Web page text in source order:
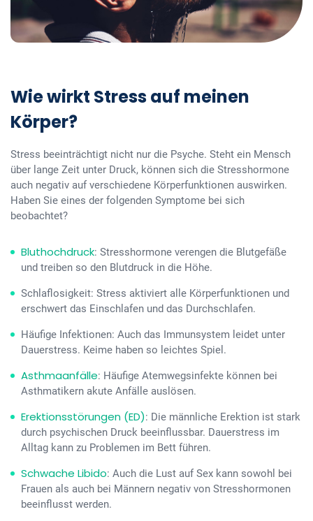
Wie wirkt Stress auf meinen
Körper?
Stress beeinträchtigt nicht nur die Psyche. Steht ein Mensch
über lange Zeit unter Druck, können sich die Stresshormone
auch negativ auf verschiedene Körperfunktionen auswirken.
Haben Sie eines der folgenden Symptome bei sich
beobachtet?
Bluthochdruck: Stresshormone verengen die Blutgefäße
und treiben so den Blutdruck in die Höhe.
Schlaflosigkeit: Stress aktiviert alle Körperfunktionen und
erschwert das Einschlafen und das Durchschlafen.
Häufige Infektionen: Auch das Immunsystem leidet unter
Dauerstress. Keime haben so leichtes Spiel.
Asthmaanfälle: Häufige Atemwegsinfekte können bei
Asthmatikern akute Anfälle auslösen.
Erektionsstörungen (ED): Die männliche Erektion ist stark
durch psychischen Druck beeinflussbar. Dauerstress im
Alltag kann zu Problemen im Bett führen.
Schwache Libido: Auch die Lust auf Sex kann sowohl bei
Frauen als auch bei Männern negativ von Stresshormonen
beeinflusst werden.